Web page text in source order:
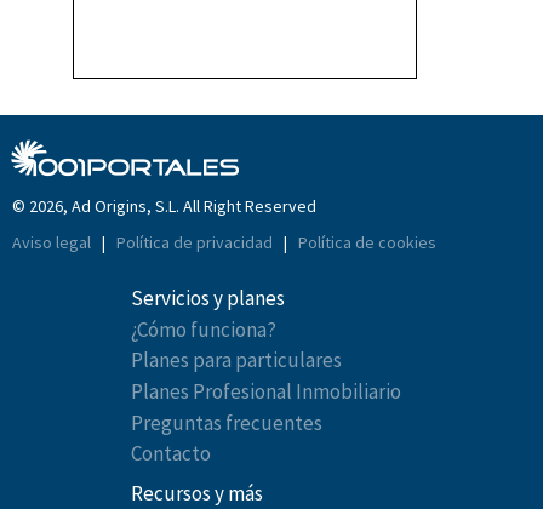
© 2026, Ad Origins, S.L. All Right Reserved
Aviso legal | Política de privacidad | Política de cookies
Servicios y planes
¿Cómo funciona?
Planes para particulares
Planes Profesional Inmobiliario
Preguntas frecuentes
Contacto
Recursos y más